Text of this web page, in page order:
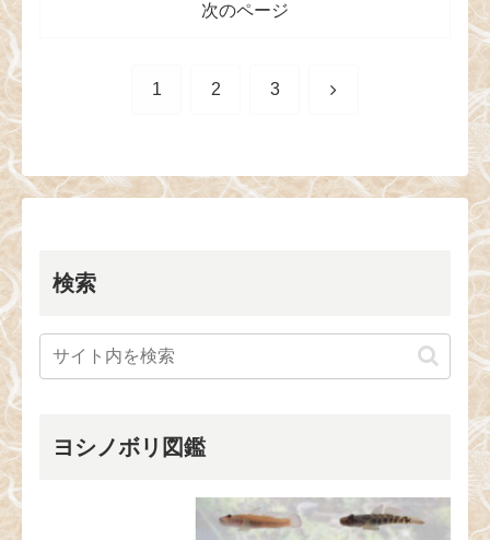
次のページ
1 2 3 次
検索
ヨシノボリ図鑑